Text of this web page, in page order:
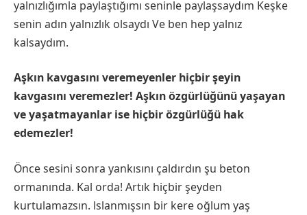
yalnızlığımla paylaştığımı seninle paylaşsaydım Keşke
senin adın yalnızlık olsaydı Ve ben hep yalnız
kalsaydım.
Aşkın kavgasını veremeyenler hiçbir şeyin
kavgasını veremezler! Aşkın özgürlüğünü yaşayan
ve yaşatmayanlar ise hiçbir özgürlüğü hak
edemezler!
Önce sesini sonra yankısını çaldırdın şu beton
ormanında. Kal orda! Artık hiçbir şeyden
kurtulamazsın. lslanmışsın bir kere oğlum yaş